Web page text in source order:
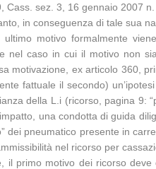
Cass. sez. 3, 16 gennaio 2007
in conseguenza di tale sua
motivo formalmente
nel caso in cui il motivo non
motivazione, ex articolo 360,
fattuale il secondo)
della L.i (ricorso, pagina 9:
una condotta di guida
dei pneumatico presente in
nel ricorso per
il primo motivo dei ricorso